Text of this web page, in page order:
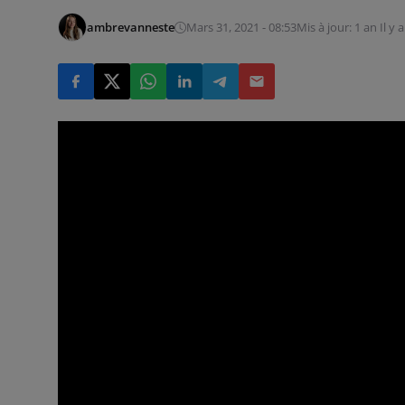
ambrevanneste Mars 31, 2021 - 08:53Mis à jour: 1 an Il y a